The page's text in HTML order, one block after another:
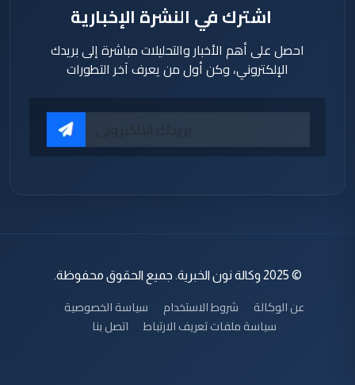
اشترك في النشرة الإخبارية
احصل على أهم الأخبار والتحليلات مباشرة إلى بريدك
الإلكتروني، وكن أول من يعرف آخر التطورات
© 2025 وكالة نون الخبرية. جميع الحقوق محفوظة.
عن الوكالة شروط الاستخدام
سياسة الخصوصية
سياسة ملفات تعريف الارتباط
اتصل بنا